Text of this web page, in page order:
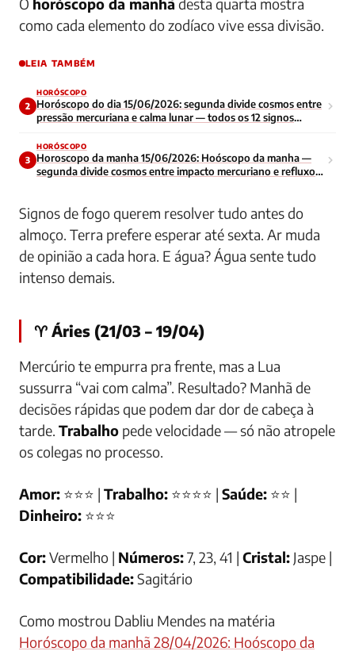
O horóscopo da manhã desta quarta mostra
como cada elemento do zodíaco vive essa divisão.
LEIA TAMBÉM
2
HORÓSCOPO
Horóscopo do dia 15/06/2026: segunda divide cosmos entre
pressão mercuriana e calma lunar — todos os 12 signos
3
HORÓSCOPO
Horoscopo da manha 15/06/2026: Hoóscopo da manha —
segunda divide cosmos entre impacto mercuriano e refluxo
Signos de fogo querem resolver tudo antes do
almoço. Terra prefere esperar até sexta. Ar muda
de opinião a cada hora. E água? Água sente tudo
intenso demais.
♈ Áries (21/03 – 19/04)
Mercúrio te empurra pra frente, mas a Lua
sussurra “vai com calma”. Resultado? Manhã de
decisões rápidas que podem dar dor de cabeça à
tarde. Trabalho pede velocidade — só não atropele
os colegas no processo.
Amor: ⭐⭐⭐ | Trabalho: ⭐⭐⭐⭐ | Saúde: ⭐⭐ |
Dinheiro: ⭐⭐⭐
Cor:Vermelho | Números:7, 23, 41 | Cristal: Jaspe |
Compatibilidade:Sagitário
Como mostrou Dabliu Mendes na matéria
Horóscopo da manhã 28/04/2026: Hoóscopo da